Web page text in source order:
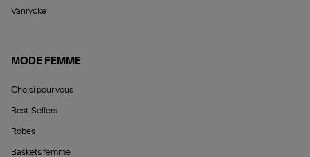
Vanrycke
MODE FEMME
Choisi pour vous
Best-Sellers
Robes
Baskets femme